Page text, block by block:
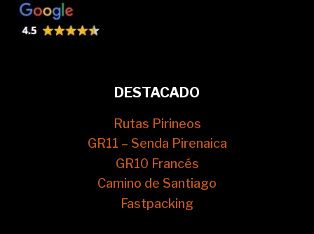
DESTACADO
Rutas Pirineos
GR11 – Senda Pirenaica
GR10 Francés
Camino de Santiago
Fastpacking